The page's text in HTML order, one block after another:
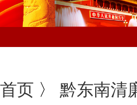
首页 〉 黔东南清